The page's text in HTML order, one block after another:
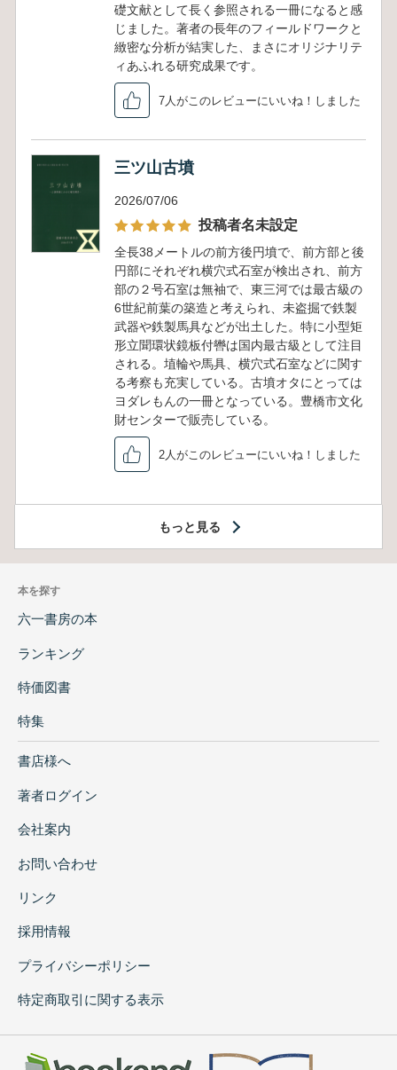
礎文献として長く参照される一冊になると感
じました。著者の長年のフィールドワークと
緻密な分析が結実した、まさにオリジナリテ
ィあふれる研究成果です。
7人がこのレビューにいいね！しました
三ツ山古墳
2026/07/06
投稿者名未設定
全長38メートルの前方後円墳で、前方部と後
円部にそれぞれ横穴式石室が検出され、前方
部の２号石室は無袖で、東三河では最古級の
6世紀前葉の築造と考えられ、未盗掘で鉄製
武器や鉄製馬具などが出土した。特に小型矩
形立聞環状鏡板付轡は国内最古級として注目
される。埴輪や馬具、横穴式石室などに関す
る考察も充実している。古墳オタにとっては
ヨダレもんの一冊となっている。豊橋市文化
財センターで販売している。
2人がこのレビューにいいね！しました
もっと見る
本を探す
六一書房の本
ランキング
特価図書
特集
書店様へ
著者ログイン
会社案内
お問い合わせ
リンク
採用情報
プライバシーポリシー
特定商取引に関する表示